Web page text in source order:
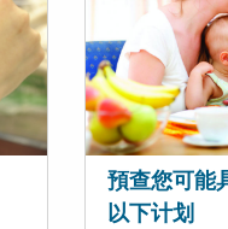
預查您可能
以下计划